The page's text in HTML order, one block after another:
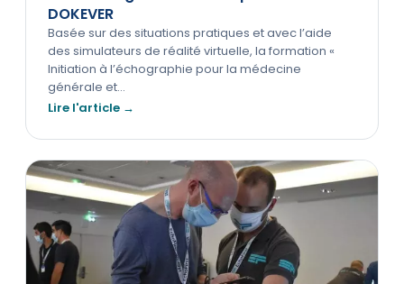
DOKEVER
Basée sur des situations pratiques et avec l’aide
des simulateurs de réalité virtuelle, la formation «
Initiation à l’échographie pour la médecine
générale et…
Lire l'article →